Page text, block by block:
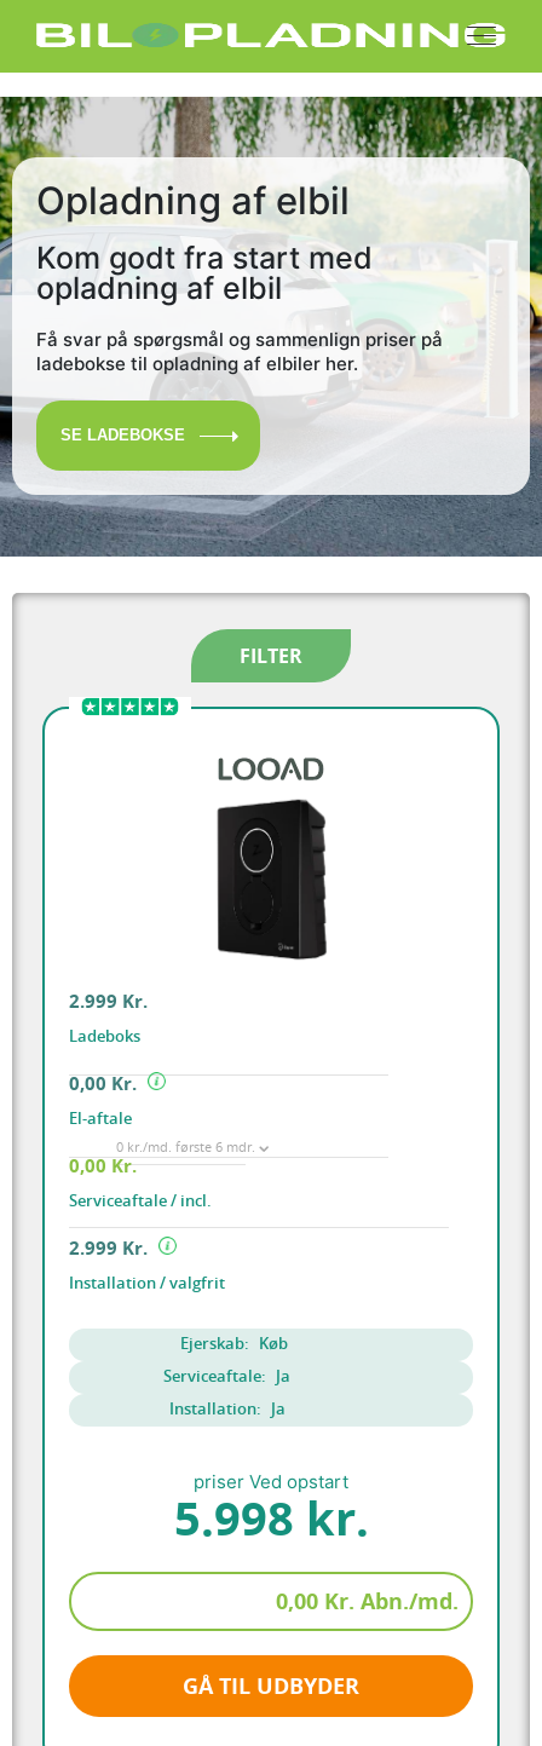
Opladning af elbil
Kom godt fra start med
opladning af elbil
Få svar på spørgsmål og sammenlign priser på
ladebokse til opladning af elbiler her.
SE LADEBOKSE
FILTER
2.999 Kr.
Ladeboks
0,00 Kr.
El-aftale
0 kr./md. første 6 mdr.
0,00 Kr.
Serviceaftale / incl.
2.999 Kr.
Installation / valgfrit
Ejerskab: Køb
Serviceaftale: Ja
Installation: Ja
priser Ved opstart
5.998 kr.
0,00 Kr. Abn./md.
GÅ TIL UDBYDER